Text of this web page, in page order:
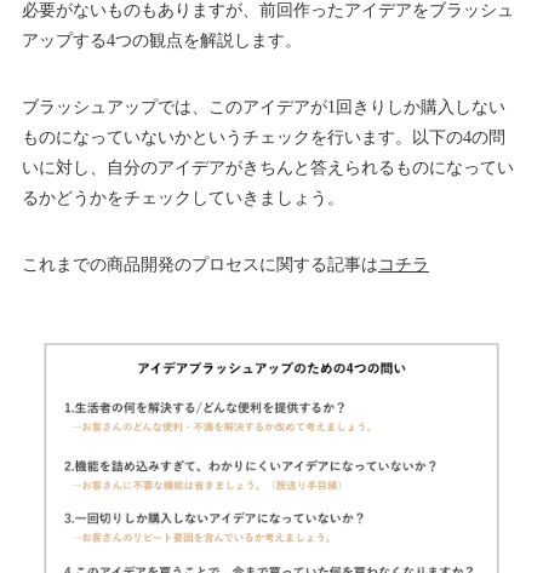
必要がないものもありますが、前回作ったアイデアをブラッシュ
アップする4つの観点を解説します。
ブラッシュアップでは、このアイデアが1回きりしか購入しない
ものになっていないかというチェックを行います。以下の4の問
いに対し、自分のアイデアがきちんと答えられるものになってい
るかどうかをチェックしていきましょう。
これまでの商品開発のプロセスに関する記事は コチラ